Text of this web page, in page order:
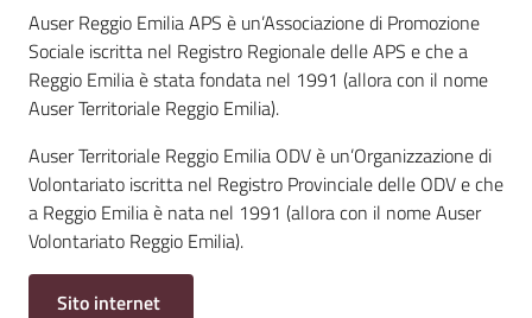
gli
argomenti
Menu selezionato
T
u
Auser Reggio Emilia APS è un’Associazione di Promozione
Sociale iscritta nel Registro Regionale delle APS e che a
Reggio Emilia è stata fondata nel 1991 (allora con il nome
Auser Territoriale Reggio Emilia).
Auser Territoriale Reggio Emilia ODV è un’Organizzazione di
Volontariato iscritta nel Registro Provinciale delle ODV e che
a Reggio Emilia è nata nel 1991 (allora con il nome Auser
Volontariato Reggio Emilia).
Sito internet